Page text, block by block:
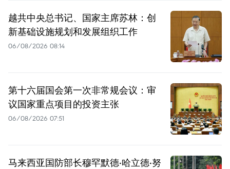
越共中央总书记、国家主席苏林：创
新基础设施规划和发展组织工作
06/08/2026 08:14
第十六届国会第一次非常规会议：审
议国家重点项目的投资主张
06/08/2026 07:51
马来西亚国防部长穆罕默德·哈立德·努